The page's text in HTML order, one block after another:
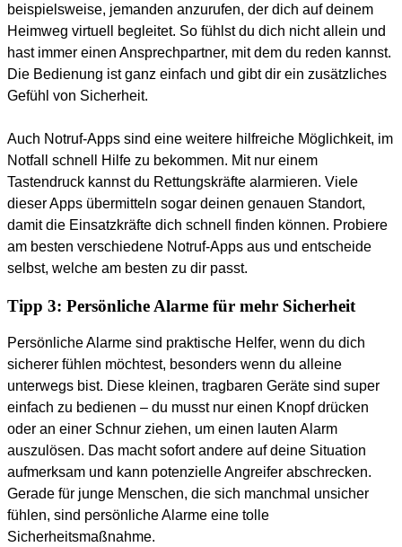
beispielsweise, jemanden anzurufen, der dich auf deinem
Heimweg virtuell begleitet. So fühlst du dich nicht allein und
hast immer einen Ansprechpartner, mit dem du reden kannst.
Die Bedienung ist ganz einfach und gibt dir ein zusätzliches
Gefühl von Sicherheit.
Auch Notruf-Apps sind eine weitere hilfreiche Möglichkeit, im
Notfall schnell Hilfe zu bekommen. Mit nur einem
Tastendruck kannst du Rettungskräfte alarmieren. Viele
dieser Apps übermitteln sogar deinen genauen Standort,
damit die Einsatzkräfte dich schnell finden können. Probiere
am besten verschiedene Notruf-Apps aus und entscheide
selbst, welche am besten zu dir passt.
Tipp 3: Persönliche Alarme für mehr Sicherheit
Persönliche Alarme sind praktische Helfer, wenn du dich
sicherer fühlen möchtest, besonders wenn du alleine
unterwegs bist. Diese kleinen, tragbaren Geräte sind super
einfach zu bedienen – du musst nur einen Knopf drücken
oder an einer Schnur ziehen, um einen lauten Alarm
auszulösen. Das macht sofort andere auf deine Situation
aufmerksam und kann potenzielle Angreifer abschrecken.
Gerade für junge Menschen, die sich manchmal unsicher
fühlen, sind persönliche Alarme eine tolle
Sicherheitsmaßnahme.